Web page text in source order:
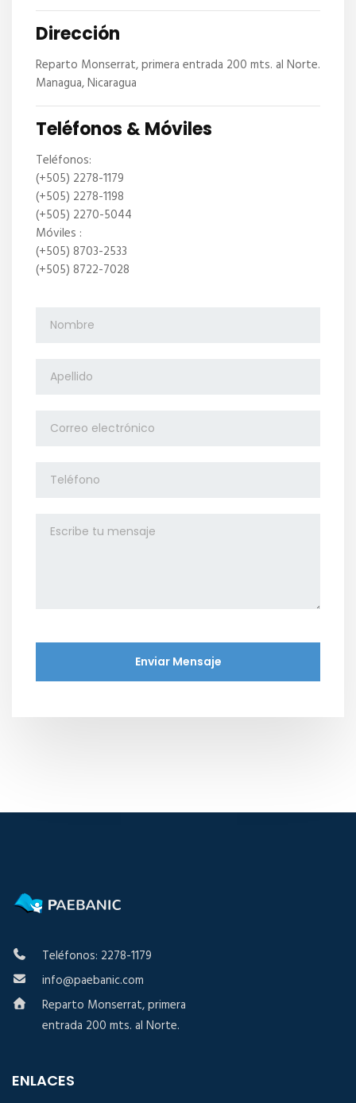
Dirección
Reparto Monserrat, primera entrada 200 mts. al Norte.
Managua, Nicaragua
Teléfonos & Móviles
Teléfonos:
(+505) 2278-1179
(+505) 2278-1198
(+505) 2270-5044
Móviles :
(+505) 8703-2533
(+505) 8722-7028
Teléfonos: 2278-1179
info@paebanic.com
Reparto Monserrat, primera
entrada 200 mts. al Norte.
ENLACES